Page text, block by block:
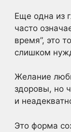
Еще одна из
часто
время”, это
слишком
Желание
здоровы, но
и
Это форма